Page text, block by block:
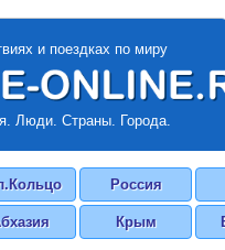
и поездках по миру
Люди. Страны. Города.
Россия
Крым